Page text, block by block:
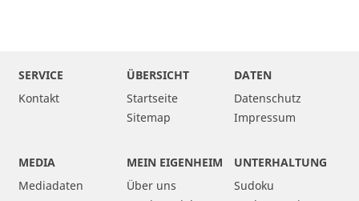
SERVICE
Kontakt
ÜBERSICHT
Startseite
Sitemap
DATEN
Datenschutz
Impressum
MEDIA
Mediadaten
MEIN EIGENHEIM
Über uns
UNTERHALTUNG
Sudoku